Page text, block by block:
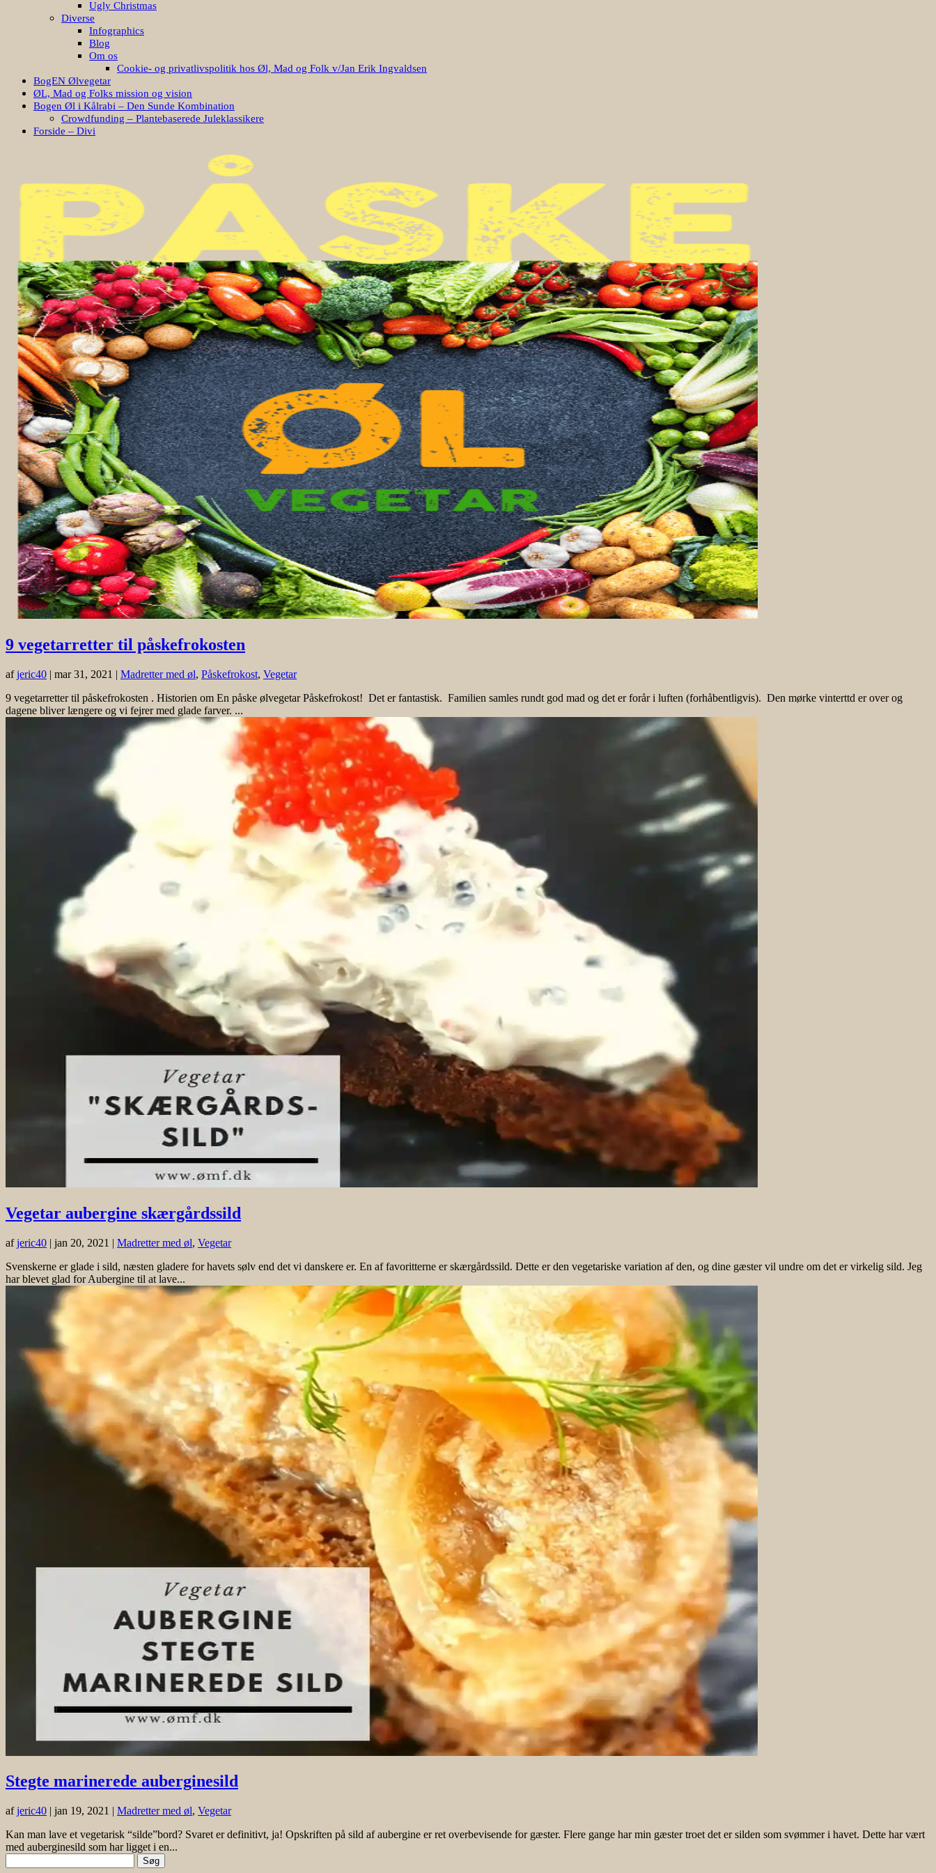
Ugly Christmas
Diverse
Infographics
Blog
Om os
Cookie- og privatlivspolitik hos Øl, Mad og Folk v/Jan Erik Ingvaldsen
BogEN Ølvegetar
ØL, Mad og Folks mission og vision
Bogen Øl i Kålrabi – Den Sunde Kombination
Crowdfunding – Plantebaserede Juleklassikere
Forside – Divi
9 vegetarretter til påskefrokosten
afjeric40 | mar 31, 2021 | Madretter med øl, Påskefrokost, Vegetar
9 vegetarretter til påskefrokosten . Historien om En påske ølvegetar Påskefrokost! Det er fantastisk. Familien samles rundt god mad og det er forår i luften (forhåbentligvis). Den mørke vinterttd er over og
dagene bliver længere og vi fejrer med glade farver. ...
Vegetar aubergine skærgårdssild
afjeric40 | jan 20, 2021 | Madretter med øl, Vegetar
Svenskerne er glade i sild, næsten gladere for havets sølv end det vi danskere er. En af favoritterne er skærgårdssild. Dette er den vegetariske variation af den, og dine gæster vil undre om det er virkelig sild. Jeg
har blevet glad for Aubergine til at lave...
Stegte marinerede auberginesild
afjeric40 | jan 19, 2021 | Madretter med øl, Vegetar
Kan man lave et vegetarisk “silde”bord? Svaret er definitivt, ja! Opskriften på sild af aubergine er ret overbevisende for gæster. Flere gange har min gæster troet det er silden som svømmer i havet. Dette har vært
med auberginesild som har ligget i en...